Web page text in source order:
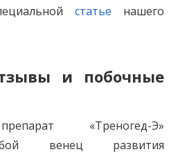
статье нашего
и побочные
«Треногед-Э»
венец развития